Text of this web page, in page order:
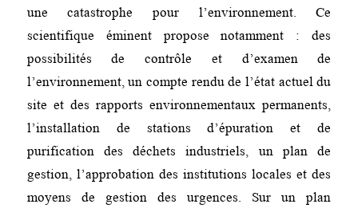
une catastrophe pour l’environnement. Ce
scientifique éminent propose notamment : des
possibilités de contrôle et d’examen de
l’environnement, un compte rendu de l’état actuel du
site et des rapports environnementaux permanents,
l’installation de stations d’épuration et de
purification des déchets industriels, un plan de
gestion, l’approbation des institutions locales et des
moyens de gestion des urgences. Sur un plan